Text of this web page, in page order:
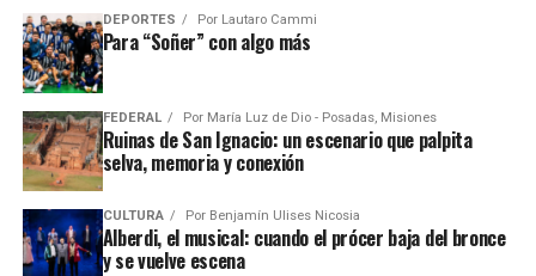
DEPORTES Por Lautaro Cammi
Para “Soñer” con algo más
FEDERAL Por María Luz de Dio - Posadas, Misiones
Ruinas de San Ignacio: un escenario que palpita
selva, memoria y conexión
CULTURA Por Benjamín Ulises Nicosia
Alberdi, el musical: cuando el prócer baja del bronce
y se vuelve escena